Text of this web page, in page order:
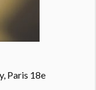
Paris 18e